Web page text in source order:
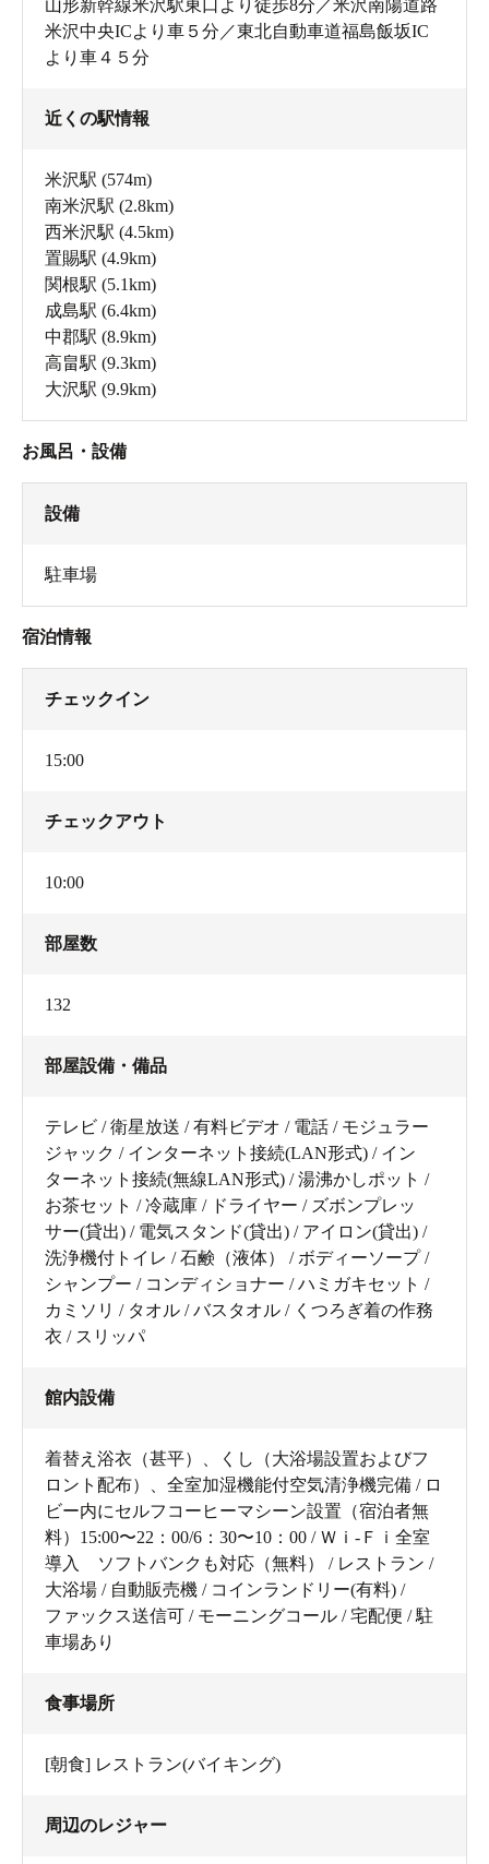
山形新幹線米沢駅東口より徒歩8分／米沢南陽道路
米沢中央ICより車５分／東北自動車道福島飯坂IC
より車４５分
近くの駅情報
米沢駅 (574m)
南米沢駅 (2.8km)
西米沢駅 (4.5km)
置賜駅 (4.9km)
関根駅 (5.1km)
成島駅 (6.4km)
中郡駅 (8.9km)
高畠駅 (9.3km)
大沢駅 (9.9km)
お風呂・設備
設備
駐車場
宿泊情報
チェックイン
15:00
チェックアウト
10:00
部屋数
132
部屋設備・備品
テレビ / 衛星放送 / 有料ビデオ / 電話 / モジュラー
ジャック / インターネット接続(LAN形式) / イン
ターネット接続(無線LAN形式) / 湯沸かしポット /
お茶セット / 冷蔵庫 / ドライヤー / ズボンプレッ
サー(貸出) / 電気スタンド(貸出) / アイロン(貸出) /
洗浄機付トイレ / 石鹸（液体） / ボディーソープ /
シャンプー / コンディショナー / ハミガキセット /
カミソリ / タオル / バスタオル / くつろぎ着の作務
衣 / スリッパ
館内設備
着替え浴衣（甚平）、くし（大浴場設置およびフ
ロント配布）、全室加湿機能付空気清浄機完備 / ロ
ビー内にセルフコーヒーマシーン設置（宿泊者無
料）15:00〜22：00/6：30〜10：00 / Ｗｉ‐Ｆｉ全室
導入 ソフトバンクも対応（無料） / レストラン /
大浴場 / 自動販売機 / コインランドリー(有料) /
ファックス送信可 / モーニングコール / 宅配便 / 駐
車場あり
食事場所
[朝食] レストラン(バイキング)
周辺のレジャー